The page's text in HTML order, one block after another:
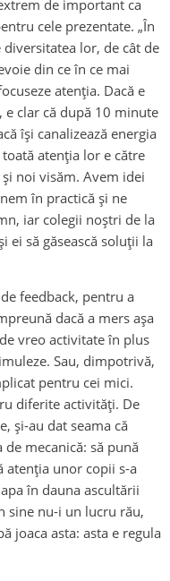
de important ca
cele prezentate. „În
lor, de cât de
din ce în ce mai
atenția. Dacă e
e clar că după 10 minute
își canalizează energia
atenția lor e către
noi visăm. Avem idei
în practică și ne
iar colegii noștri de la
ei să găsească soluții la
feedback, pentru a
dacă a mers așa
vreo activitate în plus
Sau, dimpotrivă,
pentru cei mici.
diferite activități. De
și-au dat seama că
mecanică: să pună
atenția unor copii s-a
în dauna ascultării
sine nu-i un lucru rău,
joaca asta: asta e regula